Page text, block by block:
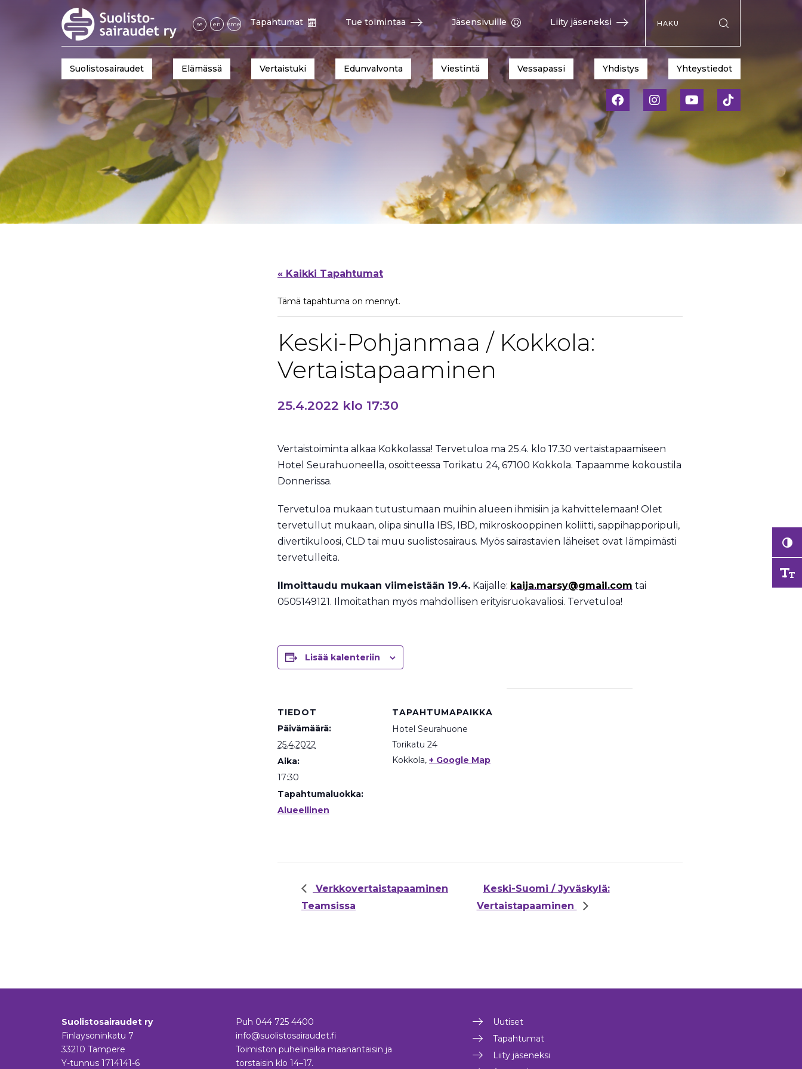
se en sme Tapahtumat Tue toimintaa Jäsensivuille Liity jäseneksi
Hae sivustolta
Suolistosairaudet Elämässä Vertaistuki Edunvalvonta Viestintä Vessapassi Yhdistys Yhteystiedot
« Kaikki Tapahtumat
Tämä tapahtuma on mennyt.
Keski-Pohjanmaa / Kokkola:
Vertaistapaaminen
25.4.2022 klo 17:30
Vertaistoiminta alkaa Kokkolassa! Tervetuloa ma 25.4. klo 17.30 vertaistapaamiseen
Hotel Seurahuoneella, osoitteessa Torikatu 24, 67100 Kokkola. Tapaamme kokoustila
Donnerissa.
Tervetuloa mukaan tutustumaan muihin alueen ihmisiin ja kahvittelemaan! Olet
tervetullut mukaan, olipa sinulla IBS, IBD, mikroskooppinen koliitti, sappihapporipuli,
divertikuloosi, CLD tai muu suolistosairaus. Myös sairastavien läheiset ovat lämpimästi
tervetulleita.
Ilmoittaudu mukaan viimeistään 19.4. Kaijalle: kaija.marsy@gmail.com tai
0505149121. Ilmoitathan myös mahdollisen erityisruokavaliosi. Tervetuloa!
Lisää kalenteriin
TIEDOT
Päivämäärä:
25.4.2022
Aika:
17:30
Tapahtumaluokka:
Alueellinen
TAPAHTUMAPAIKKA
Hotel Seurahuone
Torikatu 24
Kokkola, + Google Map
Verkkovertaistapaaminen
Teamsissa
Keski-Suomi / Jyväskylä:
Vertaistapaaminen
Suolistosairaudet ry
Finlaysoninkatu 7
33210 Tampere
Y-tunnus 1714141-6
Puh 044 725 4400
info@suolistosairaudet.fi
Toimiston puhelinaika maanantaisin ja
torstaisin klo 14–17.
Uutiset
Tapahtumat
Liity jäseneksi